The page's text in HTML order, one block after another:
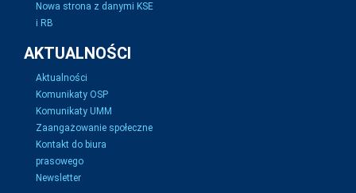
Nowa strona z danymi KSE
i RB
AKTUALNOŚCI
Aktualności
Komunikaty OSP
Komunikaty UMM
Zaangażowanie społeczne
Kontakt do biura
prasowego
Newsletter